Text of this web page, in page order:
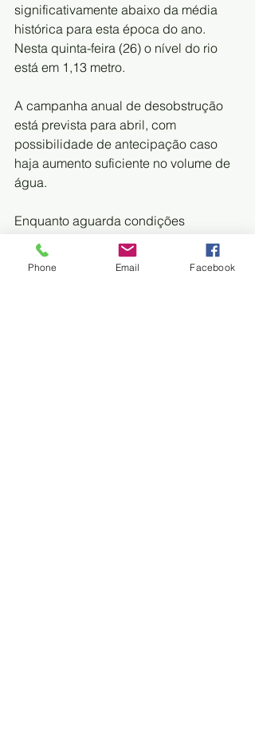
significativamente abaixo da média
histórica para esta época do ano.
Nesta quinta-feira (26) o nível do rio
está em 1,13 metro.
A campanha anual de desobstrução
está prevista para abril, com
possibilidade de antecipação caso
haja aumento suficiente no volume de
água.
Enquanto aguarda condições
adequadas para a intervenção, o
município busca alternativas e
Phone Email Facebook